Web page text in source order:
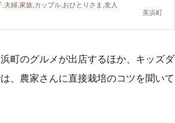
美浜町
婦,家族,カップル,おひとりさま,友人
町のグルメが出店するほか、キッズダ
、農家さんに直接栽培のコツを聞いて